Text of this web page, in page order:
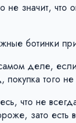
значит, что
ботинки
деле,
того не
что не
зато